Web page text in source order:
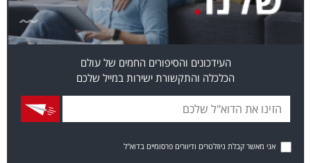
העידכונים והסיפורים החמים של עולם
הכלכלה והתקשורת ישירות במייל שלכם
אני מאשר קבלת ניוזלטרים ודיוורים פרסומיים בדוא"ל